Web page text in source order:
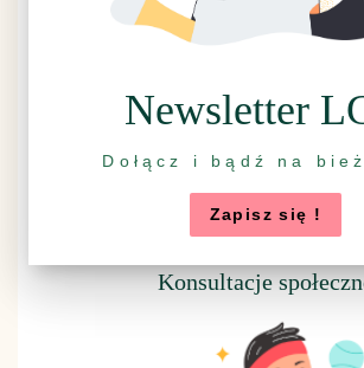
Rzuć wszystko, idź na
Konsultacje
Newsletter
Dołącz i bądź na
Zapisz się !